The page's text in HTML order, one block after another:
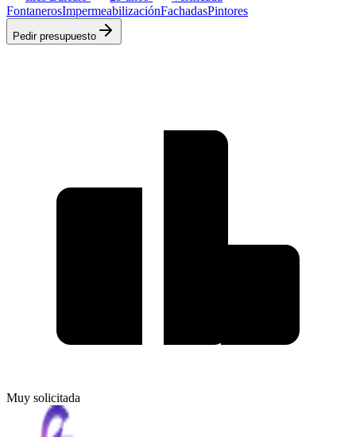
FontanerosImpermeabilizaciónFachadasPintores
Pedir presupuesto
Muy solicitada